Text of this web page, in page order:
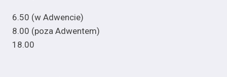
6.50 (w Adwencie)
8.00 (poza Adwentem)
18.00